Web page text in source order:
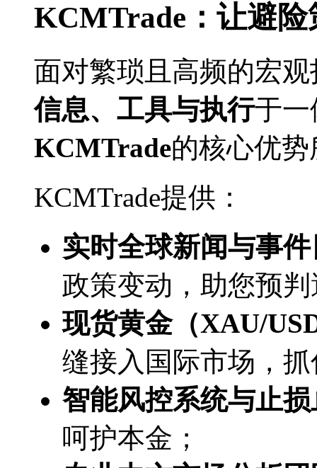
KCMTrade：让避
面对繁琐且高频的宏
信息、工具与执行于一
KCMTrade的核心优
KCMTrade提供：
实时全球新闻与事
政策变动，助您预
现货黄金（XAU/
缝接入国际市场，
智能风控系统与止
呵护本金；